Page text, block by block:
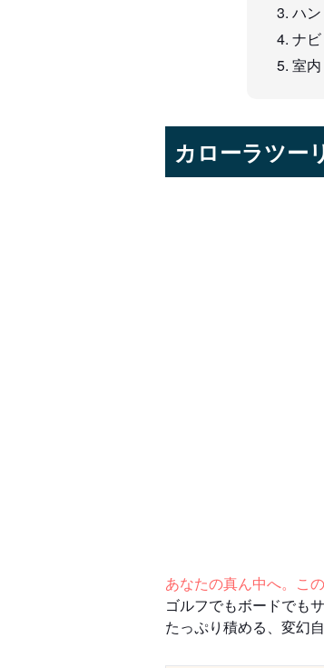
ハ
ナ
室内
カローラツー
あなたの真ん中へ。こ
ゴルフでもボードでも
たっぷり積める、変幻